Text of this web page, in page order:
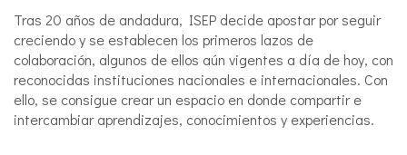
Tras 20 años de andadura, ISEP decide apostar por seguir
creciendo y se establecen los primeros lazos de
colaboración, algunos de ellos aún vigentes a día de hoy, con
reconocidas instituciones nacionales e internacionales. Con
ello, se consigue crear un espacio en donde compartir e
intercambiar aprendizajes, conocimientos y experiencias.